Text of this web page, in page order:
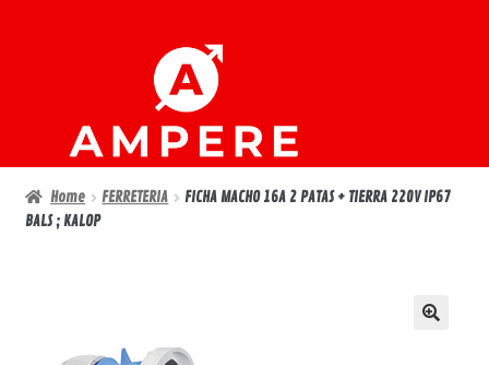
navegación
Home FERRETERIA
FICHA MACHO 16A 2 PATAS + TIERRA 220V IP67
BALS ; KALOP